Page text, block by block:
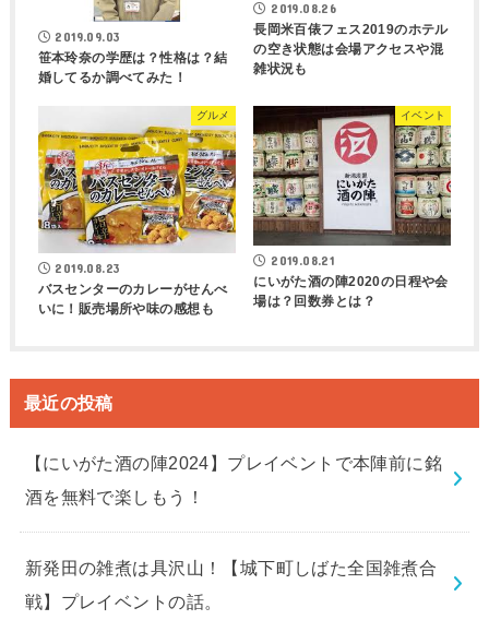
2019.09.03
笹本玲奈の学歴は？性格は？結
婚してるか調べてみた！
2019.08.26
長岡米百俵フェス2019のホテル
の空き状態は会場アクセスや混
雑状況も
グルメ
2019.08.23
バスセンターのカレーがせんべ
いに！販売場所や味の感想も
イベント
2019.08.21
にいがた酒の陣2020の日程や会
場は？回数券とは？
最近の投稿
【にいがた酒の陣2024】プレイベントで本陣前に銘
酒を無料で楽しもう！
新発田の雑煮は具沢山！【城下町しばた全国雑煮合
戦】プレイベントの話。